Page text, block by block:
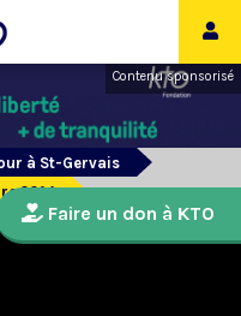
Contenu sponsorisé
à St-Gervais
2014
Faire un don à KTO